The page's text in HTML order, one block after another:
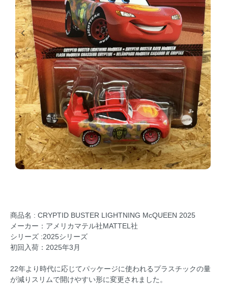
商品名 : CRYPTID BUSTER LIGHTNING McQUEEN 2025
メーカー：アメリカマテル社MATTEL社
シリーズ :2025シリーズ
初回入荷：2025年3月
22年より時代に応じてパッケージに使われるプラスチックの量
が減りスリムで開けやすい形に変更されました。